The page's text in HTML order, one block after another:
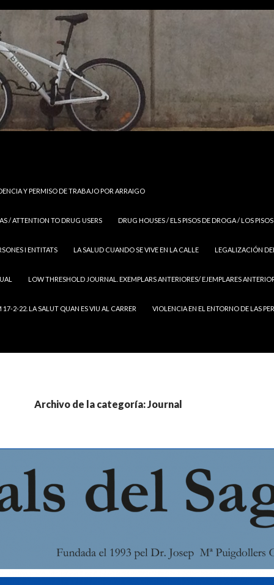
Y PERMISO DE TRABAJO POR ARRAIGO
/ ATTENTION TO DRUG USERS DRUG HOUSES / ELS PISOS DE DROGA / LOS
I ENTITATS LA SALUD CUANDO SE VIVE EN LA CALLE LEGALIZACIÓN
LOW THRESHOLD JOURNAL. EXEMPLARS ANTERIORES/ EJEMPLARES
2-22. LA SALUT QUAN ES VIU AL CARRER VIOLENCIA EN EL ENTORNO DE LAS
Archivo de la categoría: Journal